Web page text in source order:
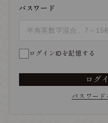
パスワード
ログインIDを記憶する
ログ
パスワード